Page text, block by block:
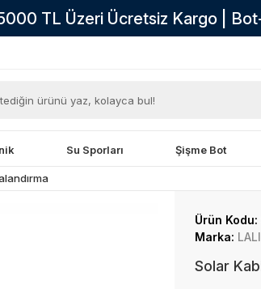
TL Üzeri Ücretsiz Kargo |
Su Sporları Şişme Bot
Ürün Kodu:
Marka:
Solar